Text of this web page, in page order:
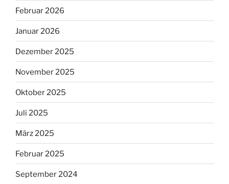
Februar 2026
Januar 2026
Dezember 2025
November 2025
Oktober 2025
Juli 2025
März 2025
Februar 2025
September 2024